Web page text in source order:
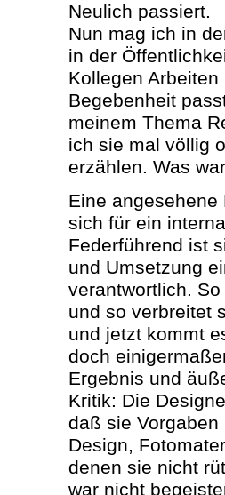
Neulich passiert.
Nun mag ich in
in der
Kollegen
Begebenheit
meinem Thema
ich sie mal völlig
erzählen. Was
Eine
sich für ein
Federführend ist
und Umsetzung
verantwortlich.
und so verbreitet
und jetzt kommt
doch
Ergebnis und
Kritik: Die
daß sie
Design,
denen sie nicht
war nicht